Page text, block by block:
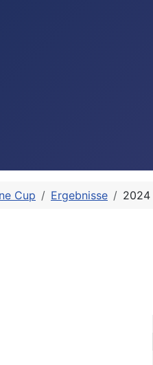
Cup Ergebnisse 2024